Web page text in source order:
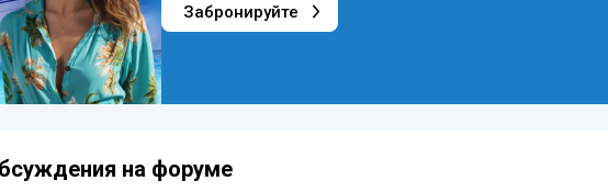
Забронируйте
на форуме